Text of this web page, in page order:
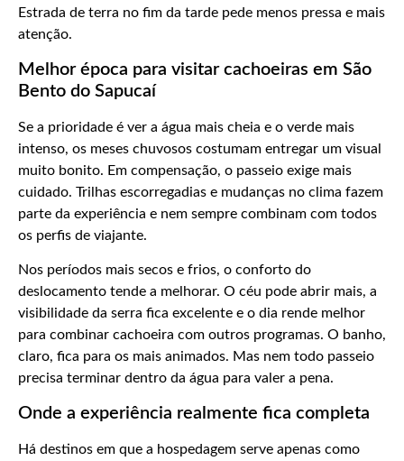
Estrada de terra no fim da tarde pede menos pressa e mais
atenção.
Melhor época para visitar cachoeiras em São
Bento do Sapucaí
Se a prioridade é ver a água mais cheia e o verde mais
intenso, os meses chuvosos costumam entregar um visual
muito bonito. Em compensação, o passeio exige mais
cuidado. Trilhas escorregadias e mudanças no clima fazem
parte da experiência e nem sempre combinam com todos
os perfis de viajante.
Nos períodos mais secos e frios, o conforto do
deslocamento tende a melhorar. O céu pode abrir mais, a
visibilidade da serra fica excelente e o dia rende melhor
para combinar cachoeira com outros programas. O banho,
claro, fica para os mais animados. Mas nem todo passeio
precisa terminar dentro da água para valer a pena.
Onde a experiência realmente fica completa
Há destinos em que a hospedagem serve apenas como